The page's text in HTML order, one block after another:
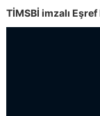
TİMSBİ imzalı